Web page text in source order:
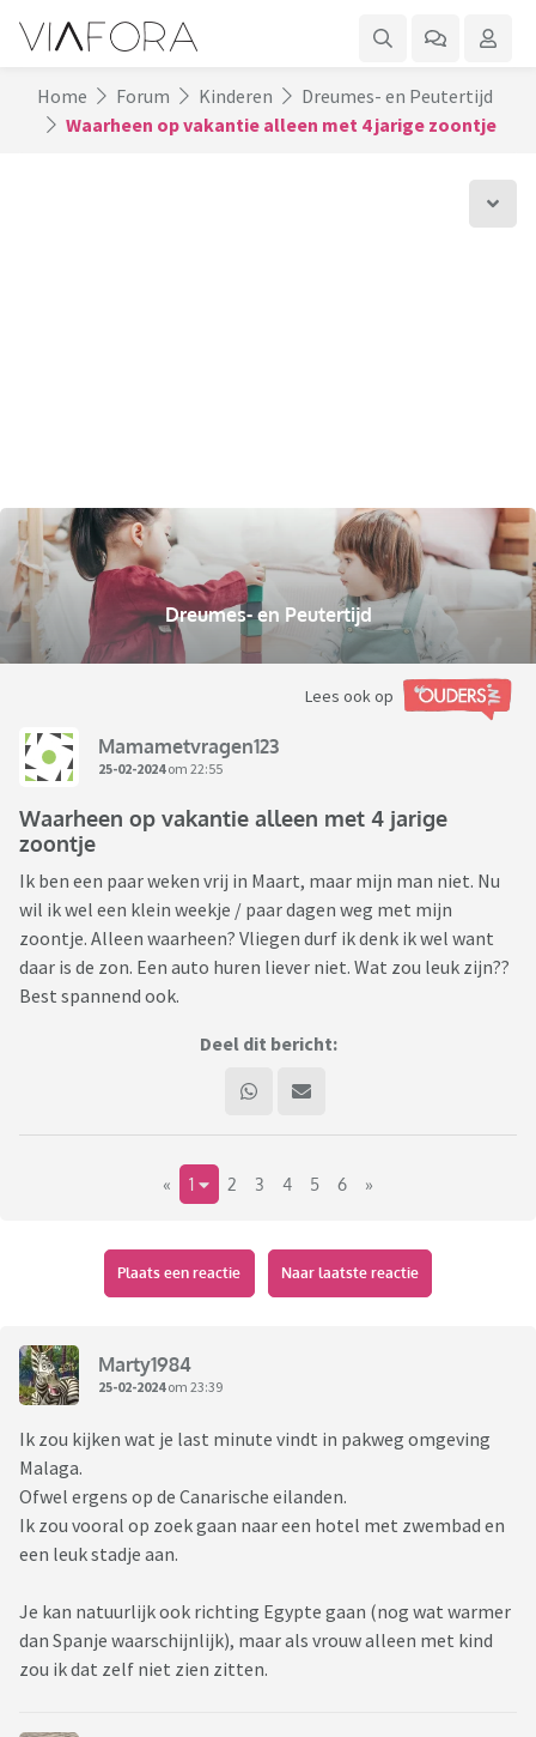
Home Forum Kinderen
Dreumes- en Peutertijd
Waarheen op vakantie alleen met 4 jarige zoontje
Dreumes- en Peutertijd
Lees ook op
Mamametvragen123
25-02-2024om 22:55
Waarheen op vakantie alleen met 4 jarige
zoontje
Ik ben een paar weken vrij in Maart, maar mijn man niet. Nu
wil ik wel een klein weekje / paar dagen weg met mijn
zoontje. Alleen waarheen? Vliegen durf ik denk ik wel want
daar is de zon. Een auto huren liever niet. Wat zou leuk zijn??
Best spannend ook.
Deel dit bericht:
« 1 2 3 4 5 6 »
Plaats een reactie Naar laatste reactie
Marty1984
25-02-2024om 23:39
Ik zou kijken wat je last minute vindt in pakweg omgeving
Malaga.
Ofwel ergens op de Canarische eilanden.
Ik zou vooral op zoek gaan naar een hotel met zwembad en
een leuk stadje aan.
Je kan natuurlijk ook richting Egypte gaan (nog wat warmer
dan Spanje waarschijnlijk), maar als vrouw alleen met kind
zou ik dat zelf niet zien zitten.